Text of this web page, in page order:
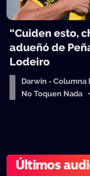
“Cuiden esto,
adueñó de
Lodeiro
Darwin - Columna
No Toquen
Últimos